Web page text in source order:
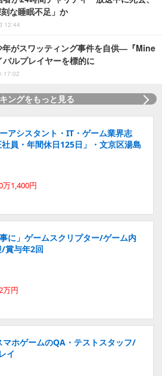
な睡眠不足」か
12:44
年がスワッティング事件を自供―『Mine
ルプレイヤーを標的に
17:02
ングをもっと見る
アシスタント・IT・ゲーム業界志
員・年間休日125日」・文京区湯島
万1,400円
に」ゲームスクリプター/ゲーム内
賞与年2回
万円
マホゲームのQA・テストスタッフ/
イ